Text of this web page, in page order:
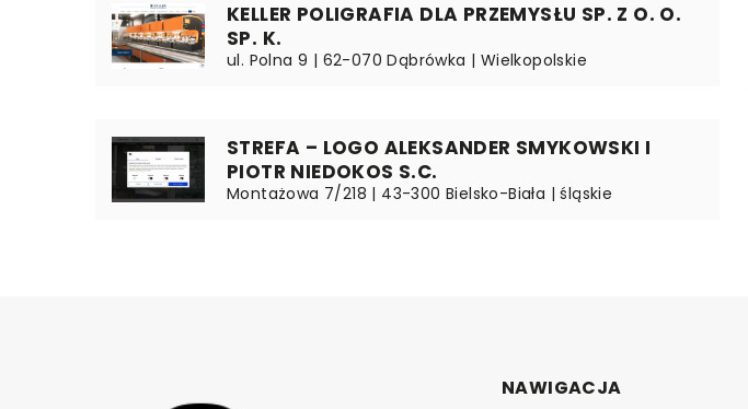
KELLER POLIGRAFIA DLA PRZEMYSŁU SP. Z O. O.
SP. K.
ul. Polna 9 | 62-070 Dąbrówka | Wielkopolskie
STREFA – LOGO ALEKSANDER SMYKOWSKI I
PIOTR NIEDOKOS S.C.
Montażowa 7/218 | 43-300 Bielsko-Biała | śląskie
NAWIGACJA